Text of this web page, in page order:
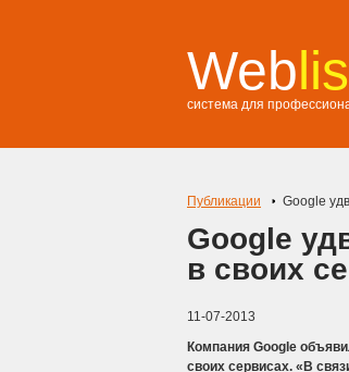
Web
система для
Публикации Google
Google
в своих
11-07-2013
Компания Google
своих сервисах. «В